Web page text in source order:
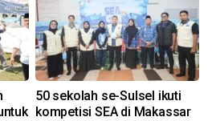
50 sekolah se-Sulsel ikuti
kompetisi SEA di Makassar